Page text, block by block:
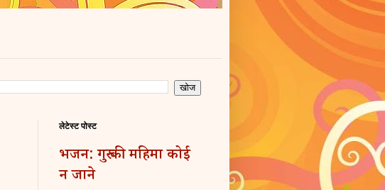
लेटेस्ट पोस्ट
भजन: गुरु की महिमा कोई
न जाने